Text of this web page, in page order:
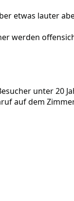
etwas lauter
werden
unter 20
auf dem